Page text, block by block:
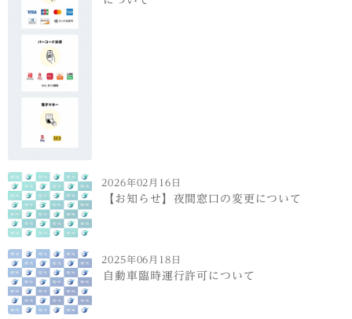
2026年02月16日
【お知らせ】夜間窓口の変更について
2025年06月18日
自動車臨時運行許可について